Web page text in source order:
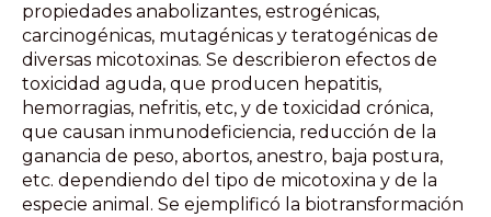
propiedades anabolizantes, estrogénicas,
carcinogénicas, mutagénicas y teratogénicas de
diversas micotoxinas. Se describieron efectos de
toxicidad aguda, que producen hepatitis,
hemorragias, nefritis, etc, y de toxicidad crónica,
que causan inmunodeficiencia, reducción de la
ganancia de peso, abortos, anestro, baja postura,
etc. dependiendo del tipo de micotoxina y de la
especie animal. Se ejemplificó la biotransformación